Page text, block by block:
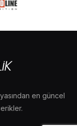
en güncel